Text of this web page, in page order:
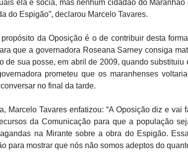
ela é sócia, mas nenhum cidadão do
do Espigão”, declarou Marcelo Tavares.
da Oposição é o de contribuir desta
que a governadora Roseana Sarney consiga
de sua posse, em abril de 2009, quando substituiu
prometeu que os maranhenses
no final da tarde.
Marcelo Tavares enfatizou: “A Oposição diz e vai
da Comunicação para que a população
na Mirante sobre a obra do Espigão.
para mostrar que nós não somos adeptos do